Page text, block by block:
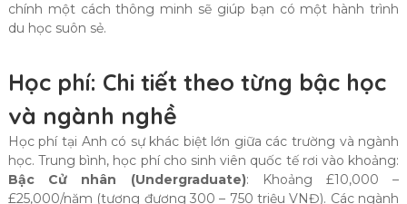
chính một cách thông minh sẽ giúp bạn có một hành trình
du học suôn sẻ.
Học phí: Chi tiết theo từng bậc học
và ngành nghề
Học phí tại Anh có sự khác biệt lớn giữa các trường và ngành
học. Trung bình, học phí cho sinh viên quốc tế rơi vào khoảng:
Bậc Cử nhân (Undergraduate): Khoảng £10,000 –
£25,000/năm (tương đương 300 – 750 triệu VNĐ). Các ngành